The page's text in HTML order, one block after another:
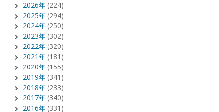
2026年 (224)
2025年 (294)
2024年 (250)
2023年 (302)
2022年 (320)
2021年 (181)
2020年 (155)
2019年 (341)
2018年 (233)
2017年 (340)
2016年 (331)